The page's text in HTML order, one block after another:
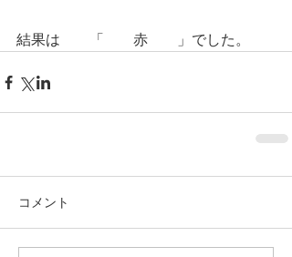
結果は　　「　　赤　　」でした。
コメント